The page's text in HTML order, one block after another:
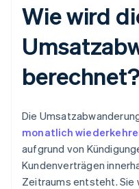
Wie wird
berechnet?
Die
monatlich
aufgrund von
Kundenverträgen
Zeitraums entsteht. Sie